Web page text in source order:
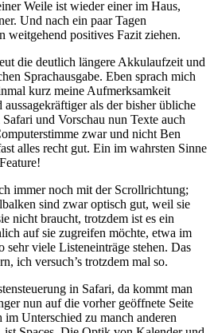
Weile ist wieder einer im Haus,
Und nach ein paar Tagen
weitgehend positives Fazit ziehen.
die deutlich längere Akkulaufzeit und
Sprachausgabe. Eben sprach mich
kurz meine Aufmerksamkeit
als der bisher übliche
und Vorschau nun Texte auch
zwar und nicht Ben
alles recht gut. Ein im wahrsten Sinne
Feature!
immer noch mit der Scrollrichtung;
sind zwar optisch gut, weil sie
nicht braucht, trotzdem ist es ein
auf sie zugreifen möchte, etwa im
viele Listeneinträge stehen. Das
ich versuch’s trotzdem mal so.
in Safari, da kommt man
nun auf die vorher geöffnete Seite
Unterschied zu manch anderen